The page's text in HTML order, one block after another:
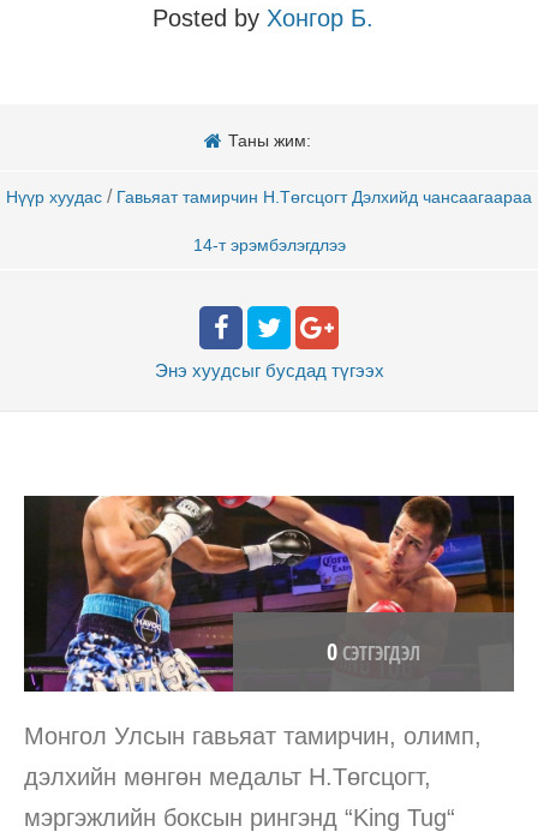
Posted by Хонгор Б.
Таны жим:
Нүүр хуудас / Гавьяат тамирчин Н.Төгсцогт Дэлхийд чансаагаараа
14-т эрэмбэлэгдлээ
Энэ хуудсыг бусдад түгээх
0СЭТГЭГДЭЛ
Монгол Улсын гавьяат тамирчин, олимп,
дэлхийн мөнгөн медальт Н.Төгсцогт,
мэргэжлийн боксын рингэнд “King Tug“